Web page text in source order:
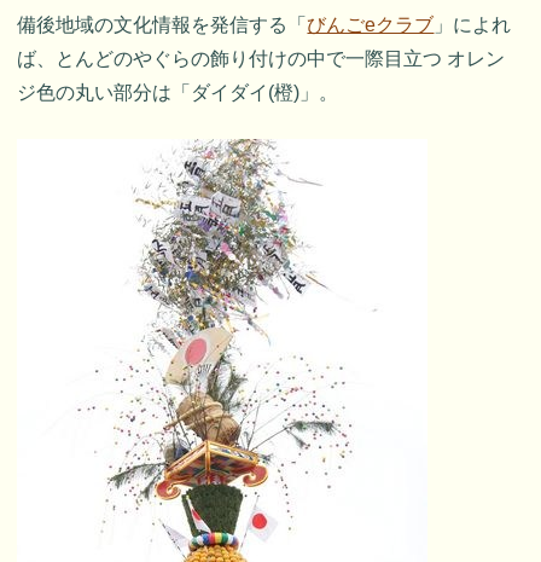
備後地域の文化情報を発信する「 びんごeクラブ 」によれ
ば、とんどのやぐらの飾り付けの中で一際目立つ オレン
ジ色の丸い部分は「ダイダイ(橙)」。